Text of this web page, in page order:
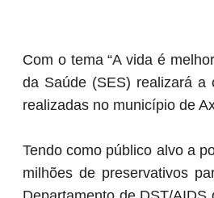
Com o tema “A vida é
da Saúde (SES) realizará a
realizadas no município de
Tendo como público alvo a
milhões de preservativos